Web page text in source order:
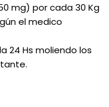
mg) por cada 30 Kg
el medico
24 Hs moliendo los